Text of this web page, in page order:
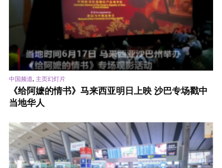
中国频道, 主页幻灯片
《给阿嬷的情书》马来西亚明日上映 沙巴专场戳中
当地华人